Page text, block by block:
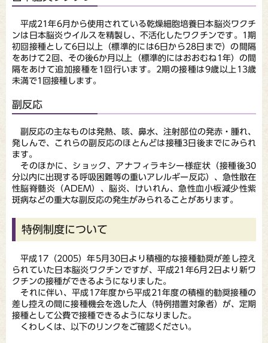
平成21年6月から使用されている乾燥細胞培養日本脳炎ワクチ
ンは日本脳炎ウイルスを精製し、不活化したワクチンです。1期
初回接種として6日以上（標準的には6日から28日まで）の間隔
をあけて2回、その後6か月以上（標準的にはおおむね1年）の間
隔をあけて追加接種を1回行います。2期の接種は9歳以上13歳
未満で1回接種します。
副反応
副反応の主なものは発熱、咳、鼻水、注射部位の発赤・腫れ、
発しんで、これらの副反応のほとんどは接種3日後までにみられ
ます。
そのほかに、ショック、アナフィラキシー様症状（接種後30
分以内に出現する呼吸困難等の重いアレルギー反応）、急性散在
性脳脊髄炎（ADEM）、脳炎、けいれん、急性血小板減少性紫
斑病などの重大な副反応の発生がみられることがあります。
特例制度について
平成17（2005）年5月30日より積極的な接種勧奨が差し控え
られていた日本脳炎ワクチンですが、平成21年6月2日より新ワ
クチンの接種ができるようになりました。
それに伴い、平成17年度から平成21年度の積極的勧奨接種の
差し控えの間に接種機会を逸した人（特例措置対象者）が、定期
接種として公費で接種できるようになりました。
くわしくは、以下のリンクをご確認ください。